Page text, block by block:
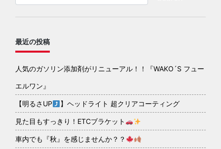
最近の投稿
人気のガソリン添加剤がリニューアル！！『WAKO´S フュー
エルワン』
【明るさUP 】ヘッドライト 超クリアコーティング
見た目もすっきり！ETCブラケット
車内でも『秋』を感じませんか？？